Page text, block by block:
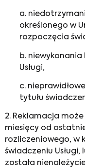
a.
określonego w
rozpoczęcia
b.
Usługi,
c.
tytułu
2. Reklamacja
miesięcy od
rozliczeniowego, w
świadczeniu Usługi,
została